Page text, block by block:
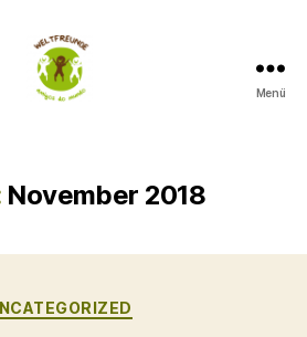
Menü
November 2018
Kategorien